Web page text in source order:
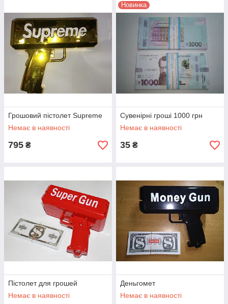
Грошовий пістолет Supreme
Немає в наявності
795 ₴
Новинка
Сувенірні гроші 1000 грн
Немає в наявності
35 ₴
Пістолет для грошей
Немає в наявності
Деньгомет
Немає в наявності